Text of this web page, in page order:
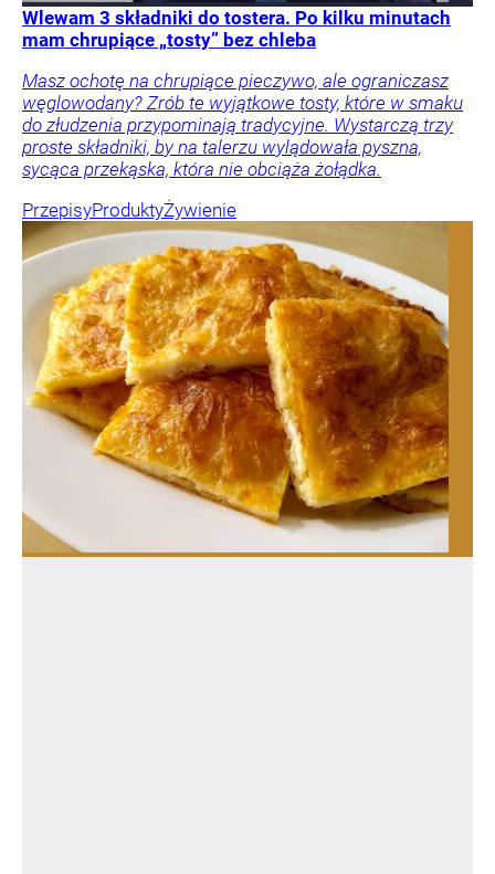
Wlewam 3 składniki do tostera. Po kilku minutach
mam chrupiące „tosty” bez chleba
Masz ochotę na chrupiące pieczywo, ale ograniczasz
węglowodany? Zrób te wyjątkowe tosty, które w smaku
do złudzenia przypominają tradycyjne. Wystarczą trzy
proste składniki, by na talerzu wylądowała pyszna,
sycąca przekąska, która nie obciąża żołądka.
PrzepisyProduktyŻywienie